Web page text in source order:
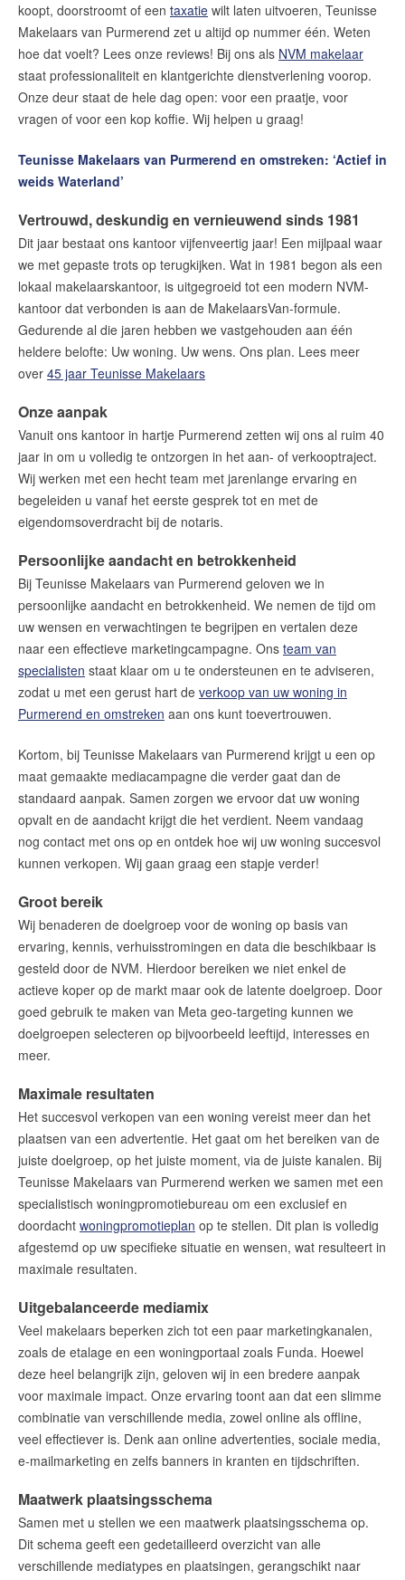
Blog
Het biedingsproces uitgelegd
Lees de blog vanTeam Teunisse
Maak een afspraak
Makelaars van Purmerend
contact@teunisse.nl
0299-420958
koopt, doorstroomt of een taxatie wilt laten uitvoeren, Teunisse
Makelaars van Purmerend zet u altijd op nummer één. Weten
hoe dat voelt? Lees onze reviews! Bij ons als NVM makelaar
staat professionaliteit en klantgerichte dienstverlening voorop.
Onze deur staat de hele dag open: voor een praatje, voor
vragen of voor een kop koffie. Wij helpen u graag!
Teunisse Makelaars van Purmerend en omstreken: ‘Actief in
weids Waterland’
Vertrouwd, deskundig en vernieuwend sinds 1981
Dit jaar bestaat ons kantoor vijfenveertig jaar! Een mijlpaal waar
we met gepaste trots op terugkijken. Wat in 1981 begon als een
lokaal makelaarskantoor, is uitgegroeid tot een modern NVM-
kantoor dat verbonden is aan de MakelaarsVan-formule.
Gedurende al die jaren hebben we vastgehouden aan één
heldere belofte: Uw woning. Uw wens. Ons plan. Lees meer
over 45 jaar Teunisse Makelaars
Onze aanpak
Vanuit ons kantoor in hartje Purmerend zetten wij ons al ruim 40
jaar in om u volledig te ontzorgen in het aan- of verkooptraject.
Wij werken met een hecht team met jarenlange ervaring en
begeleiden u vanaf het eerste gesprek tot en met de
eigendomsoverdracht bij de notaris.
Persoonlijke aandacht en betrokkenheid
Bij Teunisse Makelaars van Purmerend geloven we in
persoonlijke aandacht en betrokkenheid. We nemen de tijd om
uw wensen en verwachtingen te begrijpen en vertalen deze
naar een effectieve marketingcampagne. Ons team van
specialisten staat klaar om u te ondersteunen en te adviseren,
zodat u met een gerust hart de verkoop van uw woning in
Purmerend en omstreken aan ons kunt toevertrouwen.
Kortom, bij Teunisse Makelaars van Purmerend krijgt u een op
maat gemaakte mediacampagne die verder gaat dan de
standaard aanpak. Samen zorgen we ervoor dat uw woning
opvalt en de aandacht krijgt die het verdient. Neem vandaag
nog contact met ons op en ontdek hoe wij uw woning succesvol
kunnen verkopen. Wij gaan graag een stapje verder!
Groot bereik
Wij benaderen de doelgroep voor de woning op basis van
ervaring, kennis, verhuisstromingen en data die beschikbaar is
gesteld door de NVM. Hierdoor bereiken we niet enkel de
actieve koper op de markt maar ook de latente doelgroep. Door
goed gebruik te maken van Meta geo-targeting kunnen we
doelgroepen selecteren op bijvoorbeeld leeftijd, interesses en
meer.
Maximale resultaten
Het succesvol verkopen van een woning vereist meer dan het
plaatsen van een advertentie. Het gaat om het bereiken van de
juiste doelgroep, op het juiste moment, via de juiste kanalen. Bij
Teunisse Makelaars van Purmerend werken we samen met een
specialistisch woningpromotiebureau om een exclusief en
doordacht woningpromotieplan op te stellen. Dit plan is volledig
afgestemd op uw specifieke situatie en wensen, wat resulteert in
maximale resultaten.
Uitgebalanceerde mediamix
Veel makelaars beperken zich tot een paar marketingkanalen,
zoals de etalage en een woningportaal zoals Funda. Hoewel
deze heel belangrijk zijn, geloven wij in een bredere aanpak
voor maximale impact. Onze ervaring toont aan dat een slimme
combinatie van verschillende media, zowel online als offline,
veel effectiever is. Denk aan online advertenties, sociale media,
e-mailmarketing en zelfs banners in kranten en tijdschriften.
Maatwerk plaatsingsschema
Samen met u stellen we een maatwerk plaatsingsschema op.
Dit schema geeft een gedetailleerd overzicht van alle
verschillende mediatypes en plaatsingen, gerangschikt naar